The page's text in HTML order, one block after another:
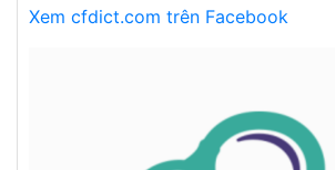
Xem cfdict.com trên Facebook